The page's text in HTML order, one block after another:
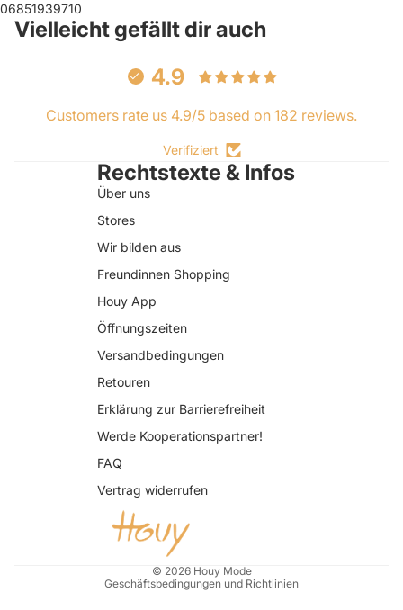
06851939710
Vielleicht gefällt dir auch
4.9
Customers rate us 4.9/5 based on 182 reviews.
Verifiziert
Rechtstexte & Infos
Über uns
Stores
Wir bilden aus
Freundinnen Shopping
Houy App
Öffnungszeiten
Versandbedingungen
Retouren
Erklärung zur Barrierefreiheit
Werde Kooperationspartner!
FAQ
Vertrag widerrufen
© 2026 Houy Mode
Geschäftsbedingungen und Richtlinien
Kontaktinformationen